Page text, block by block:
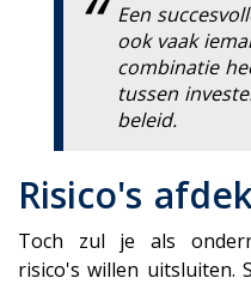
Een
ook vaak
combinatie
tussen
beleid.
Risico's
Toch zul je als
risico's willen uitsluiten.